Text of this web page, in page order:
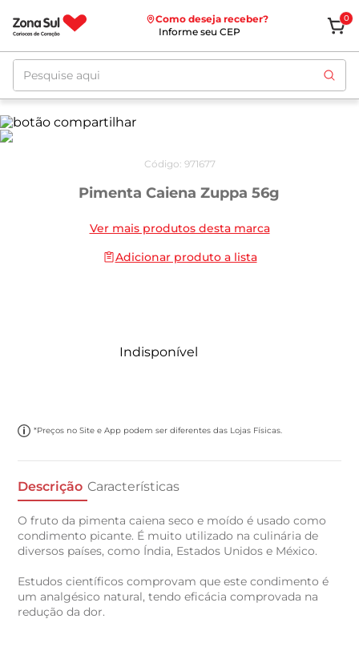
Como deseja receber?
Informe seu CEP
0
Pesquise aqui
Código: 971677
Pimenta Caiena Zuppa 56g
Ver mais produtos desta marca
Adicionar produto a lista
Indisponível
*Preços no Site e App podem ser diferentes das Lojas Físicas.
Descrição Características
O fruto da pimenta caiena seco e moído é usado como
condimento picante. É muito utilizado na culinária de
diversos países, como Índia, Estados Unidos e México.
Estudos científicos comprovam que este condimento é
um analgésico natural, tendo eficácia comprovada na
redução da dor.